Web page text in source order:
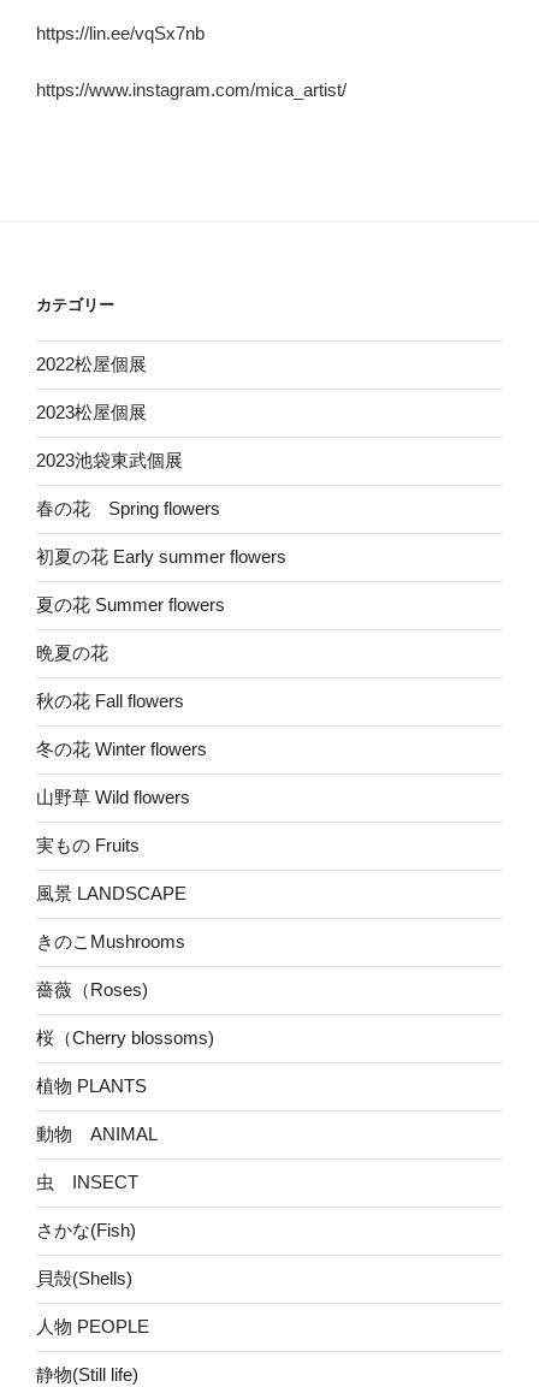
https://lin.ee/vqSx7nb
https://www.instagram.com/mica_artist/
カテゴリー
2022松屋個展
2023松屋個展
2023池袋東武個展
春の花 Spring flowers
初夏の花 Early summer flowers
夏の花 Summer flowers
晩夏の花
秋の花 Fall flowers
冬の花 Winter flowers
山野草 Wild flowers
実もの Fruits
風景 LANDSCAPE
きのこMushrooms
薔薇（Roses)
桜（Cherry blossoms)
植物 PLANTS
動物 ANIMAL
虫 INSECT
さかな(Fish)
貝殻(Shells)
人物 PEOPLE
静物(Still life)